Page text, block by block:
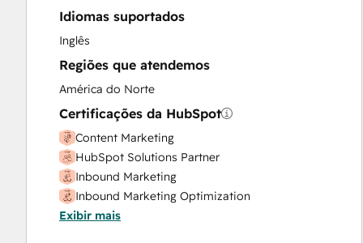
Sales and Marketing Alignment
Sales Enablement
Search Engine Optimization
Social Media
Website Development
Website Migration
Idiomas suportados
Inglês
Regiões que atendemos
América do Norte
Certificações da HubSpot
Content Marketing
HubSpot Solutions Partner
Inbound Marketing
Inbound Marketing Optimization
SEO
Exibir mais